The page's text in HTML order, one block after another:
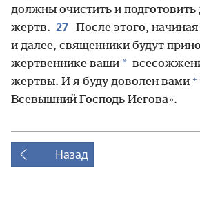
должны очистить и подготовить
жертв. 27 После этого,
и далее, священники будут
жертвеннике ваши *
жертвы. И я буду доволен вами +
Всевышний Господь Иегова».
Назад